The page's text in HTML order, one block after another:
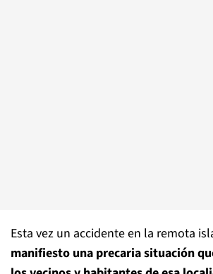
Esta vez un accidente en la remota
manifiesto una precaria situación